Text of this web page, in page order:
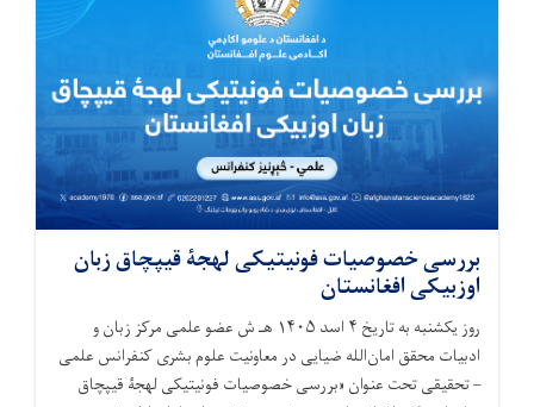
بررسی خصوصیات فونیتیکی لهجۀ قیپچاق زبان
اوزبیکی افغانستان
روز یکشنبه به تاریخ ۴ اسد ۱۴۰۵ هـ ش عضو علمی مرکز زبان و
ادبیات محقق امان‌الله ضیایی در معاونیت علوم بشری کنفرانس علمی
– تحقیقی تحت عنوان «بررسی خصوصیات فونیتیکی لهجۀ قیپچاق